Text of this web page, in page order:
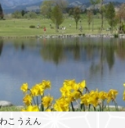
こうえん